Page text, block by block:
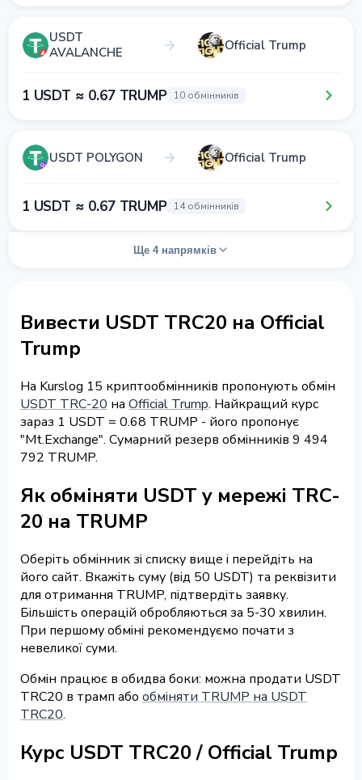
USDT
AVALANCHE
Official Trump
1 USDT ≈ 0.67 TRUMP 10 обмінників
USDT POLYGON Official Trump
1 USDT ≈ 0.67 TRUMP 14 обмінників
Ще 4 напрямків
Вивести USDT TRC20 на Official
Trump
На Kurslog 15 криптообмінників пропонують обмін
USDT TRC-20 на Official Trump. Найкращий курс
зараз 1 USDT = 0.68 TRUMP - його пропонує
"Mt.Exchange". Сумарний резерв обмінників 9 494
792 TRUMP.
Як обміняти USDT у мережі TRC-
20 на TRUMP
Оберіть обмінник зі списку вище і перейдіть на
його сайт. Вкажіть суму (від 50 USDT) та реквізити
для отримання TRUMP, підтвердіть заявку.
Більшість операцій обробляються за 5-30 хвилин.
При першому обміні рекомендуємо почати з
невеликої суми.
Обмін працює в обидва боки: можна продати USDT
TRC20 в трамп або обміняти TRUMP на USDT
TRC20.
Курс USDT TRC20 / Official Trump